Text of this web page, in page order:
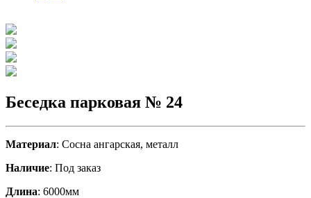
Беседка парковая № 24
Материал: Сосна ангарская, металл
Наличие: Под заказ
Длина: 6000мм